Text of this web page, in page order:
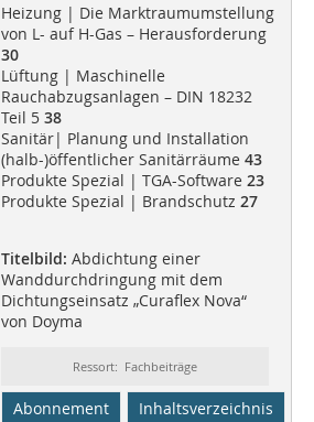
Heizung | Die Marktraumumstellung
von L- auf H-Gas – Herausforderung
30
Lüftung | Maschinelle
Rauchabzugsanlagen – DIN 18232
Teil 5 38
Sanitär| Planung und Installation
(halb-)öffentlicher Sanitärräume 43
Produkte Spezial | TGA-Software 23
Produkte Spezial | Brandschutz 27
Titelbild: Abdichtung einer
Wanddurchdringung mit dem
Dichtungseinsatz „Curaflex Nova“
von Doyma
Ressort: Fachbeiträge
Abonnement Inhaltsverzeichnis